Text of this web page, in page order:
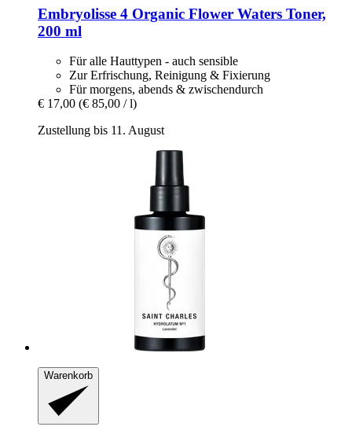
Embryolisse 4 Organic Flower Waters Toner,
200 ml
Für alle Hauttypen - auch sensible
Zur Erfrischung, Reinigung & Fixierung
Für morgens, abends & zwischendurch
€ 17,00 (€ 85,00 / l)
Zustellung bis 11. August
Warenkorb